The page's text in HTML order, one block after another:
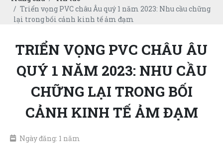
Triển vọng PVC châu Âu quý 1 năm 2023: Nhu cầu chững
lại trong bối cảnh kinh tế ảm đạm
TRIỂN VỌNG PVC CHÂU ÂU
QUÝ 1 NĂM 2023: NHU CẦU
CHỮNG LẠI TRONG BỐI
CẢNH KINH TẾ ẢM ĐẠM
Ngày đăng: 1 năm